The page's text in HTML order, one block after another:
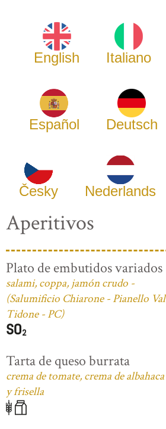
English Italiano
Español Deutsch
Česky Nederlands
Aperitivos
Plato de embutidos variados
salami, coppa, jamón crudo -
(Salumificio Chiarone - Pianello Val
Tidone - PC)
Tarta de queso burrata
crema de tomate, crema de albahaca
y frisella